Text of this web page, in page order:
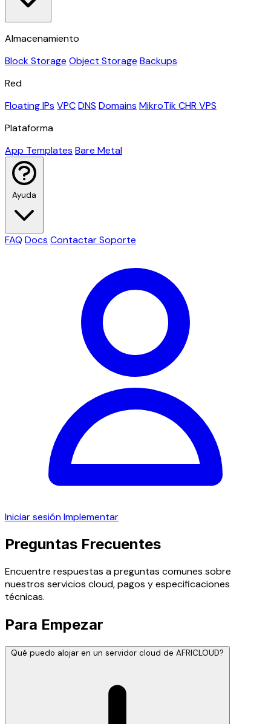
Almacenamiento
Block Storage Object Storage Backups
Red
Floating IPs VPCDNS Domains MikroTik CHR VPS
Plataforma
App Templates Bare Metal
Ayuda
FAQ Docs Contactar Soporte
Iniciar sesiónImplementar
Preguntas Frecuentes
Encuentre respuestas a preguntas comunes sobre
nuestros servicios cloud, pagos y especificaciones
técnicas.
Para Empezar
Qué puedo alojar en un servidor cloud de AFRICLOUD?